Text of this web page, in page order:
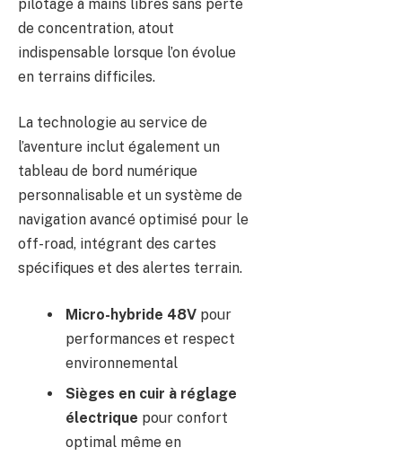
pilotage à mains libres sans perte
de concentration, atout
indispensable lorsque l’on évolue
en terrains difficiles.
La technologie au service de
l’aventure inclut également un
tableau de bord numérique
personnalisable et un système de
navigation avancé optimisé pour le
off-road, intégrant des cartes
spécifiques et des alertes terrain.
Micro-hybride 48V pour
performances et respect
environnemental
Sièges en cuir à réglage
électrique pour confort
optimal même en